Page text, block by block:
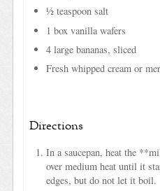
½ teaspoon salt
1 box vanilla wafers
4 large bananas, sliced
Fresh whipped cream or
Directions
In a saucepan, heat the
over medium heat until it
edges, but do not let it boil.